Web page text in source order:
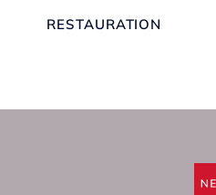
RESTAURATION